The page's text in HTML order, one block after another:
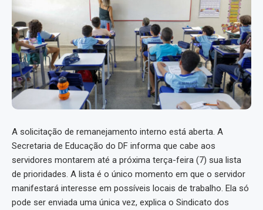
A solicitação de remanejamento interno está aberta. A
Secretaria de Educação do DF informa que cabe aos
servidores montarem até a próxima terça-feira (7) sua lista
de prioridades. A lista é o único momento em que o servidor
manifestará interesse em possíveis locais de trabalho. Ela só
pode ser enviada uma única vez, explica o Sindicato dos